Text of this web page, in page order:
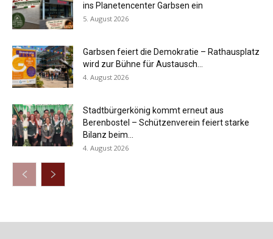
ins Planetencenter Garbsen ein
5. August 2026
Garbsen feiert die Demokratie – Rathausplatz
wird zur Bühne für Austausch...
4. August 2026
Stadtbürgerkönig kommt erneut aus
Berenbostel – Schützenverein feiert starke
Bilanz beim...
4. August 2026